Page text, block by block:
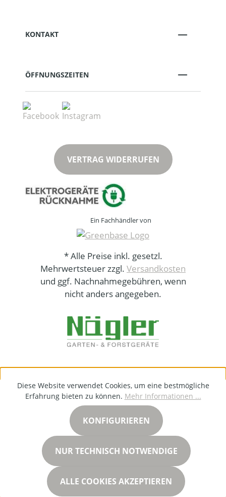
KONTAKT
ÖFFNUNGSZEITEN
VERTRAG WIDERRUFEN
Ein Fachhändler von
* Alle Preise inkl. gesetzl.
Mehrwertsteuer zzgl. Versandkosten
und ggf. Nachnahmegebühren, wenn
nicht anders angegeben.
Diese Website verwendet Cookies, um eine bestmögliche
Erfahrung bieten zu können. Mehr Informationen ...
NUR TECHNISCH NOTWENDIGE
KONFIGURIEREN
ALLE COOKIES AKZEPTIEREN